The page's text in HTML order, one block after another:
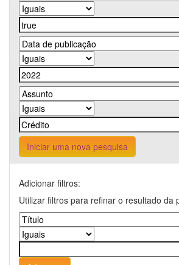
Iniciar uma nova pesquisa
Adicionar filtros:
Utilizar filtros para refinar o resultado da